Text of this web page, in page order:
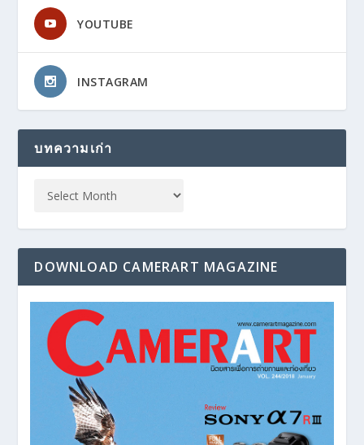
YOUTUBE
INSTAGRAM
บทความเก่า
DOWNLOAD CAMERART MAGAZINE